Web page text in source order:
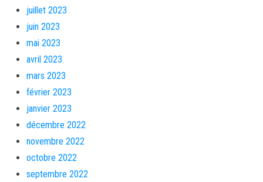
juillet 2023
juin 2023
mai 2023
avril 2023
mars 2023
février 2023
janvier 2023
décembre 2022
novembre 2022
octobre 2022
septembre 2022